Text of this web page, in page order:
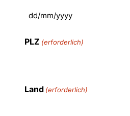
PLZ (erforderlich)
Land (erforderlich)